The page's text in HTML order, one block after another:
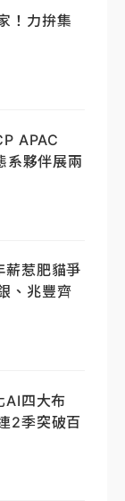
！力拚集
APAC
夥伴展兩
薪惹肥貓爭
、兆豐齊
AI四大布
2季突破百